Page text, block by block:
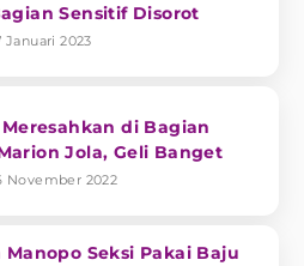
Sensitif Disorot
Januari 2023
di Bagian
Jola, Geli Banget
November 2022
Seksi Pakai Baju